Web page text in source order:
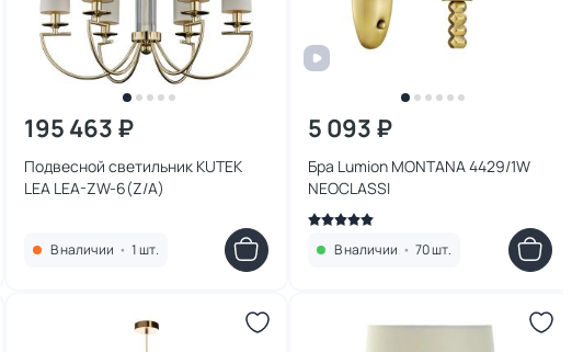
195 463 ₽
Подвесной светильник KUTEK
LEA LEA-ZW-6(Z/A)
В наличии • 1 шт.
5 093 ₽
Бра Lumion MONTANA 4429/1W
NEOCLASSI
В наличии • 70 шт.